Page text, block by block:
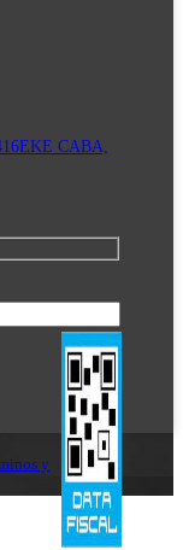
CABA,
y